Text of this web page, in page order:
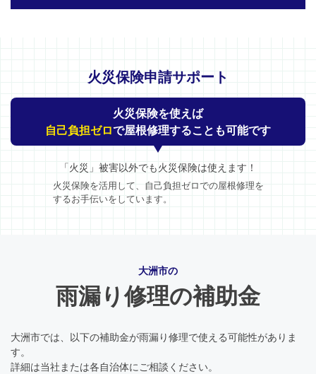
火災保険申請サポート
火災保険を使えば
自己負担ゼロで屋根修理することも可能です
「火災」被害以外でも火災保険は使えます！
火災保険を活用して、自己負担ゼロでの屋根修理を
するお手伝いをしています。
大洲市の
雨漏り修理の補助金
大洲市では、以下の補助金が雨漏り修理で使える可能性がありま
す。
詳細は当社または各自治体にご相談ください。